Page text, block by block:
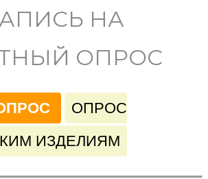
НА
ОПРОС
ОПРОС
ИЗДЕЛИЯМ